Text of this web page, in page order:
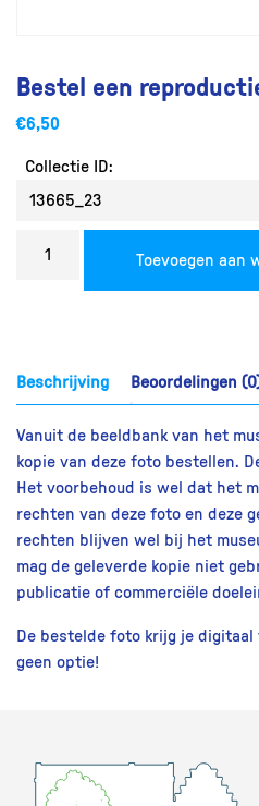
Bestel een
€6,50
Collectie ID:
reproductie
Toevoegen aan
Beschrijving Beoordelingen
Vanuit de beeldbank van het
kopie van deze foto bestellen.
Het voorbehoud is wel dat het
rechten van deze foto en deze
rechten blijven wel bij het
mag de geleverde kopie niet
publicatie of commerciële
De bestelde foto krijg je
geen optie!